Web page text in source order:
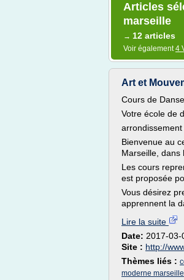
Articles
marseille
→ 12 articles
Voir également4
Art et
Cours de
Votre école de
Bienvenue au
Marseille, dans
Les cours
est proposée
Vous désirez
apprennent la
Lire la suite
Date: 2017-03-
Site : http://
Thèmes liés :
moderne marseille